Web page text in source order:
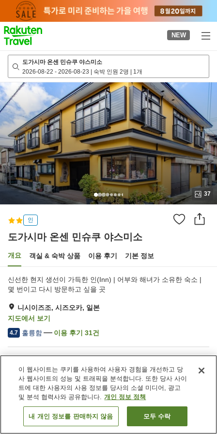
page
NEW
도가시마 온센 민슈쿠 야스미소
2026-08-22 - 2026-08-23 | 숙박 인원 2명 | 1개
37
인
도가시마 온센 민슈쿠 야스미소
개요 객실 & 숙박 상품 이용 후기 기본 정보
신선한 현지 생선이 가득한 인(Inn) | 어부와 해녀가 소유한 숙소 |
몇 번이고 다시 방문하고 싶을 곳
니시이즈조, 시즈오카, 일본
지도에서 보기
4.7 훌륭함 이용 후기 31건
주차장
연회장
대욕장 (온천)
택배
일본 시즈오카
니시이즈조
도가시마 온센 민슈쿠 야스미소 객실 보기
이 웹사이트는 쿠키를 사용하여 사용자 경험을 개선하고 당
사 웹사이트의 성능 및 트래픽을 분석합니다. 또한 당사 사이
트에 대한 사용자의 사용 정보를 당사의 소셜 미디어, 광고
및 분석 협력사와 공유합니다. 개인 정보 정책
내 개인 정보를 판매하지 않음 모두 수락